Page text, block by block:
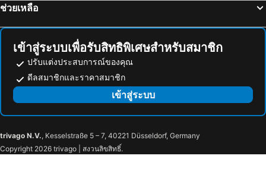
ช่วยเหลือ
เข้าสู่ระบบเพื่อรับสิทธิพิเศษสำหรับสมาชิก
ปรับแต่งประสบการณ์ของคุณ
ดีลสมาชิกและราคาสมาชิก
เข้าสู่ระบบ
trivago N.V., Kesselstraße 5 – 7, 40221 Düsseldorf, Germany
Copyright 2026 trivago | สงวนลิขสิทธิ์.